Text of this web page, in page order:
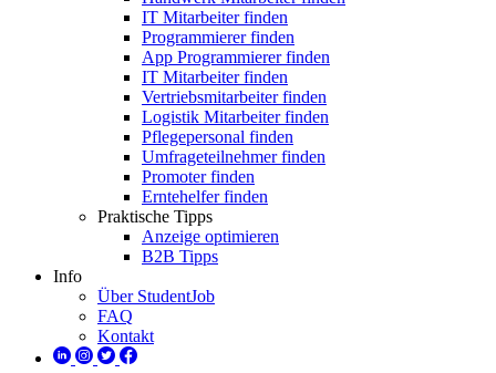
IT Mitarbeiter finden
Programmierer finden
App Programmierer finden
IT Mitarbeiter finden
Vertriebsmitarbeiter finden
Logistik Mitarbeiter finden
Pflegepersonal finden
Umfrageteilnehmer finden
Promoter finden
Erntehelfer finden
Praktische Tipps
Anzeige optimieren
B2B Tipps
Info
Über StudentJob
FAQ
Kontakt